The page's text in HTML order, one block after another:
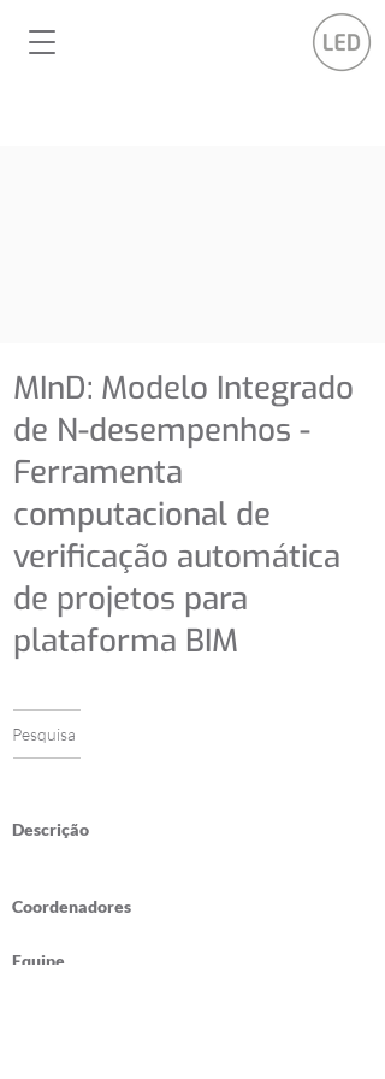
MInD: Modelo Integrado
de N-desempenhos -
Ferramenta
computacional de
verificação automática
de projetos para
plataforma BIM
Pesquisa
Descrição
Coordenadores
Equipe